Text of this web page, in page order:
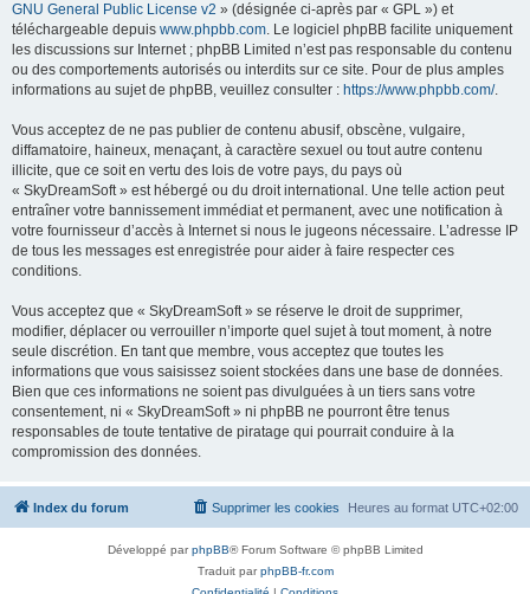
GNU General Public License v2 » (désignée ci-après par « GPL ») et
téléchargeable depuis www.phpbb.com. Le logiciel phpBB facilite uniquement
les discussions sur Internet ; phpBB Limited n’est pas responsable du contenu
ou des comportements autorisés ou interdits sur ce site. Pour de plus amples
informations au sujet de phpBB, veuillez consulter : https://www.phpbb.com/.
Vous acceptez de ne pas publier de contenu abusif, obscène, vulgaire,
diffamatoire, haineux, menaçant, à caractère sexuel ou tout autre contenu
illicite, que ce soit en vertu des lois de votre pays, du pays où
« SkyDreamSoft » est hébergé ou du droit international. Une telle action peut
entraîner votre bannissement immédiat et permanent, avec une notification à
votre fournisseur d’accès à Internet si nous le jugeons nécessaire. L’adresse IP
de tous les messages est enregistrée pour aider à faire respecter ces
conditions.
Vous acceptez que « SkyDreamSoft » se réserve le droit de supprimer,
modifier, déplacer ou verrouiller n’importe quel sujet à tout moment, à notre
seule discrétion. En tant que membre, vous acceptez que toutes les
informations que vous saisissez soient stockées dans une base de données.
Bien que ces informations ne soient pas divulguées à un tiers sans votre
consentement, ni « SkyDreamSoft » ni phpBB ne pourront être tenus
responsables de toute tentative de piratage qui pourrait conduire à la
compromission des données.
Index du forum Heures au format UTC+02:00
Supprimer les cookies
Développé parphpBB® Forum Software © phpBB Limited
Traduit parphpBB-fr.com